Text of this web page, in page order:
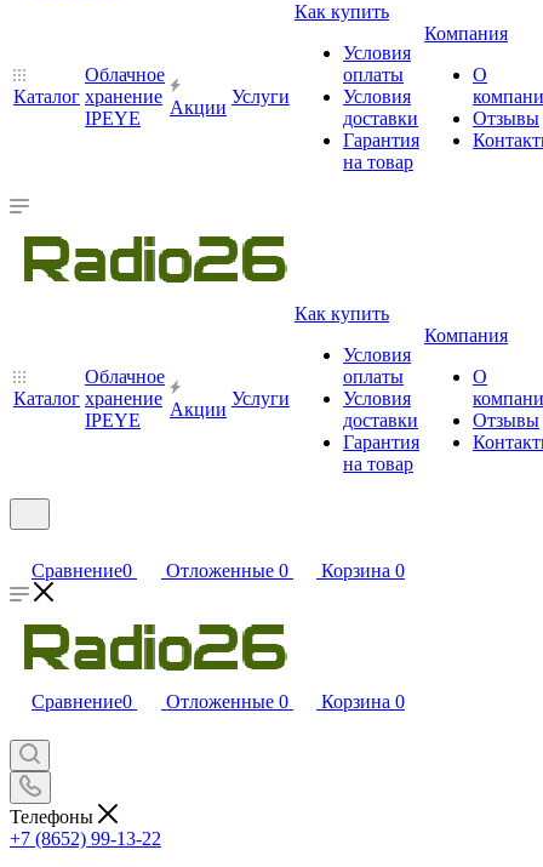
Каталог
Облачное
хранение
IPEYE
Акции
Услуги
Как купить
Условия
оплаты
Условия
доставки
Гарантия
на товар
Компания
О
Отзывы
Каталог
Облачное
хранение
IPEYE
Акции
Услуги
Как купить
Условия
оплаты
Условия
доставки
Гарантия
на товар
Компания
О
Отзывы
Сравнение0 Отложенные 0 Корзина 0
Сравнение0 Отложенные 0 Корзина 0
Телефоны
+7 (8652) 99-13-22